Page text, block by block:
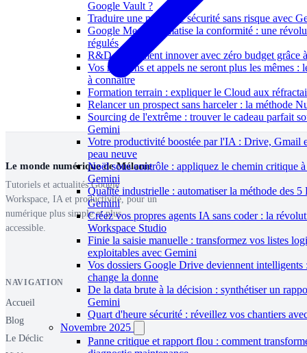
Google Vault ?
Traduire une notice de sécurité sans risque avec
Google Meet automatise la conformité : une
régulés
R&D : Comment innover avec zéro budget grâce
Vos réunions et appels ne seront plus les mêmes :
à connaître
Formation terrain : expliquer le Cloud aux
Relancer un prospect sans harceler : la méthode
Sourcing de l'extrême : trouver le cadeau parfait
Gemini
Votre productivité boostée par l'IA : Drive, Gmail
peau neuve
Noël sous contrôle : appliquez le chemin critique
Gemini
Qualité industrielle : automatiser la méthode des 5
Gemini
Créez vos propres agents IA sans coder : la
Workspace Studio
Finie la saisie manuelle : transformez vos listes
exploitables avec Gemini
Vos dossiers Google Drive deviennent
change la donne
De la data brute à la décision : synthétiser un
Gemini
Quart d'heure sécurité : réveillez vos chantiers
Novembre 2025
Panne critique et rapport flou : comment
Le monde numérique de Mélanie
Tutoriels et actualités Google
Workspace, IA et productivité, pour un
numérique plus simple et plus
accessible.
NAVIGATION
Accueil
Blog
Le Déclic